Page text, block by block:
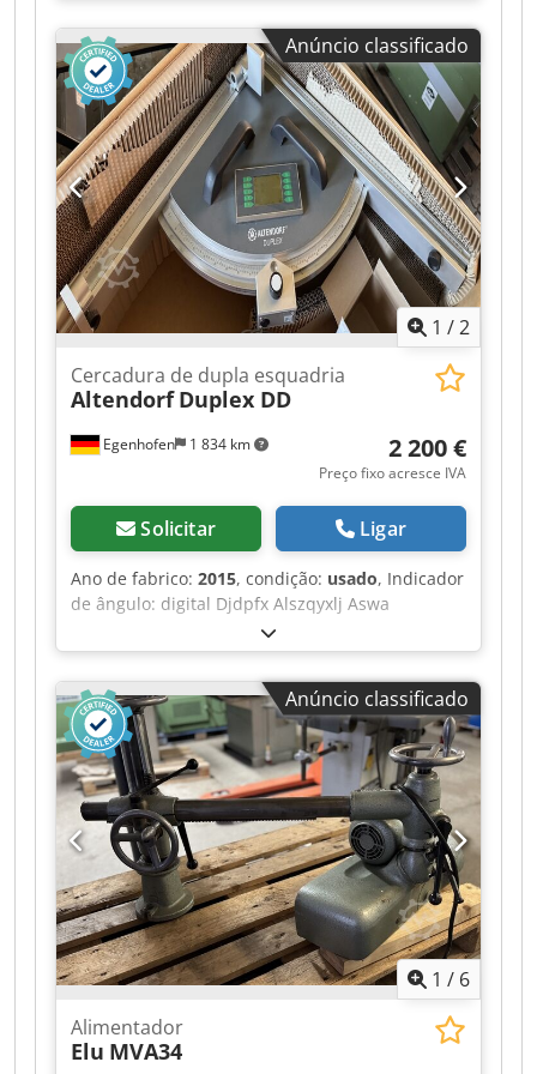
Anúncio classificado
1 /2
Egenhofen 1 834 km
Cercadura de dupla esquadria
Altendorf Duplex DD
2 200 €
Preço fixo acresce IVA
Solicitar Ligar
Ano de fabrico: 2015, condição: usado, Indicador
de ângulo: digital Djdpfx Alszqyxlj Aswa
Indicador de medida das batentes de corte:
digital
Anúncio classificado
1 / 6
Alimentador
Elu MVA34